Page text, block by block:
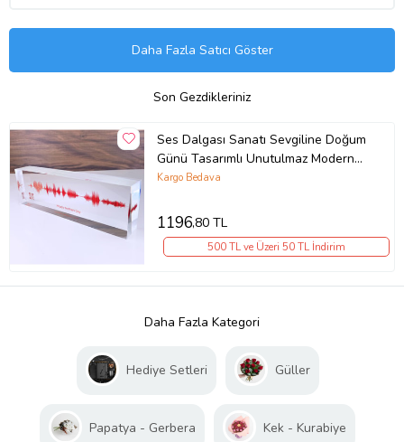
Daha Fazla Satıcı Göster
Son Gezdikleriniz
Ses Dalgası Sanatı Sevgiline Doğum
Günü Tasarımlı Unutulmaz Modern
Bir Hediye
Kargo Bedava
1196,80 TL
500 TL ve Üzeri 50 TL İndirim
Daha Fazla Kategori
Hediye Setleri Güller
Papatya - Gerbera Kek - Kurabiye